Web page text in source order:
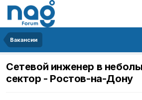
Вакансии
Cетевой инженер в
сектор - Ростов-на-Дону